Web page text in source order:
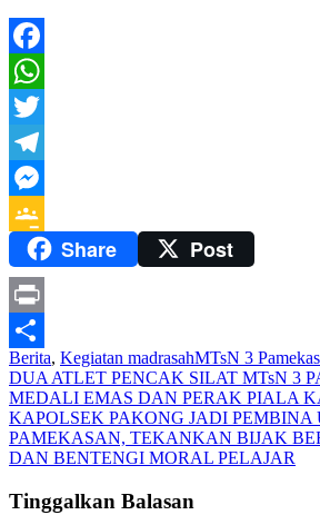
Facebook
WhatsApp
Twitter
Telegram
Messenger
Google
Classroom
Share Post
Print
Share
Berita, Kegiatan madrasahMTsN 3
Navigasi
pos
DUA ATLET PENCAK SILAT MTsN 3
MEDALI EMAS DAN PERAK PIALA
KAPOLSEK PAKONG JADI PEMBINA
PAMEKASAN, TEKANKAN BIJAK
DAN BENTENGI MORAL PELAJAR
Tinggalkan Balasan